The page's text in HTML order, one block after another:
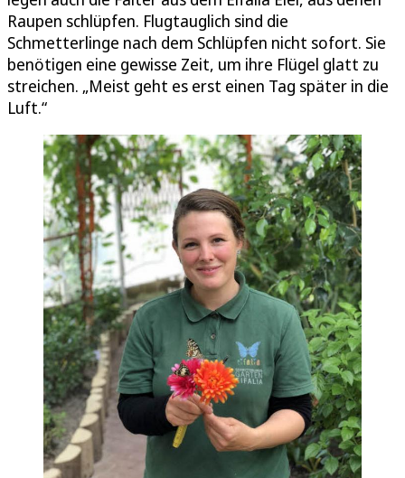
Raupen schlüpfen. Flugtauglich sind die
Schmetterlinge nach dem Schlüpfen nicht sofort. Sie
benötigen eine gewisse Zeit, um ihre Flügel glatt zu
streichen. „Meist geht es erst einen Tag später in die
Luft.“